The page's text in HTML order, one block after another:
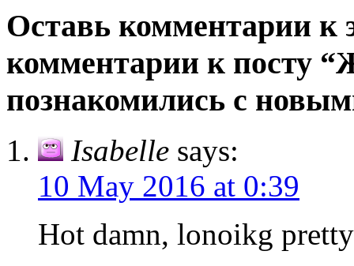
Оставь комментарии к
комментарии к посту
познакомились с
Isabelle says:
10 May 2016 at 0:39
Hot damn, lonoikg